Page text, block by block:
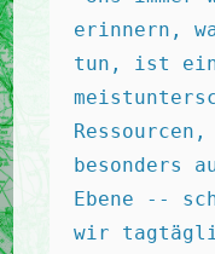
erinnern,
tun, ist
besonders
Ebene --
wir